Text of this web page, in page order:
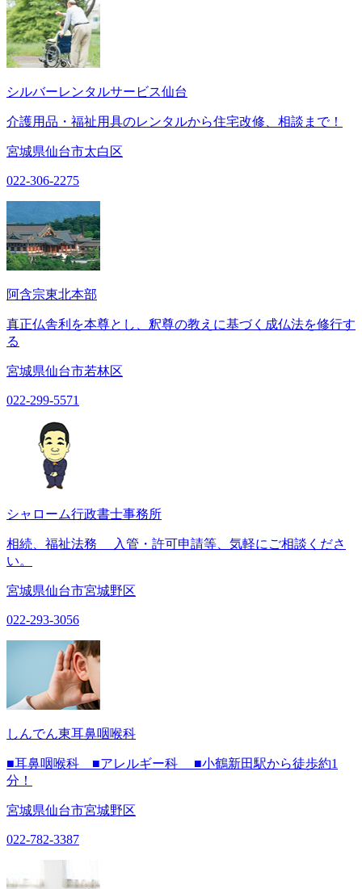
シルバーレンタルサービス仙台
介護用品・福祉用具のレンタルから住宅改修、相談まで！
宮城県仙台市太白区
022-306-2275
阿含宗東北本部
真正仏舎利を本尊とし、釈尊の教えに基づく成仏法を修行す
る
宮城県仙台市若林区
022-299-5571
シャローム行政書士事務所
相続、福祉法務 入管・許可申請等、気軽にご相談くださ
い。
宮城県仙台市宮城野区
022-293-3056
しんでん東耳鼻咽喉科
■耳鼻咽喉科 ■アレルギー科 ■小鶴新田駅から徒歩約1
分！
宮城県仙台市宮城野区
022-782-3387